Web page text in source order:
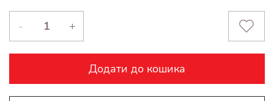
- +
Додати до кошика